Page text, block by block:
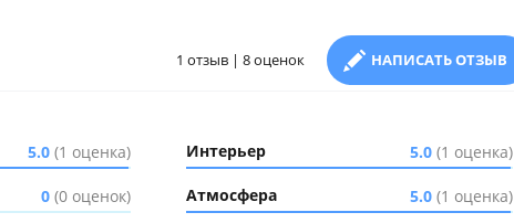
1 отзыв | 8 оценок НАПИСАТЬ ОТЗЫВ
5.0 (1 оценка)
0 (0 оценок)
Интерьер 5.0 (1 оценка)
Атмосфера 5.0 (1 оценка)